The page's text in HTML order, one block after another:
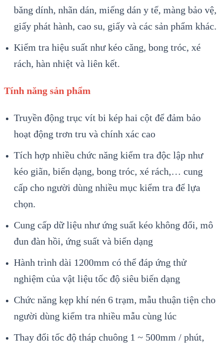
băng dính, nhãn dán, miếng dán y tế, màng bảo vệ,
giấy phát hành, cao su, giấy và các sản phẩm khác.
Kiểm tra hiệu suất như kéo căng, bong tróc, xé
rách, hàn nhiệt và liên kết.
Tính năng sản phẩm
Truyền động trục vít bi kép hai cột để đảm bảo
hoạt động trơn tru và chính xác cao
Tích hợp nhiều chức năng kiểm tra độc lập như
kéo giãn, biến dạng, bong tróc, xé rách,… cung
cấp cho người dùng nhiều mục kiểm tra để lựa
chọn.
Cung cấp dữ liệu như ứng suất kéo không đổi, mô
đun đàn hồi, ứng suất và biến dạng
Hành trình dài 1200mm có thể đáp ứng thử
nghiệm của vật liệu tốc độ siêu biến dạng
Chức năng kẹp khí nén 6 trạm, mẫu thuận tiện cho
người dùng kiểm tra nhiều mẫu cùng lúc
Thay đổi tốc độ tháp chuông 1 ~ 500mm / phút,